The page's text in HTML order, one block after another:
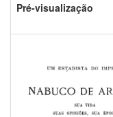
Pré-visualização